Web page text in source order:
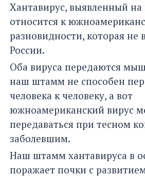
Хантавирус, выявленный на
относится к
разновидности, которая не
России.
Оба вируса передаются
наш штамм не способен
человека к человеку, а вот
южноамериканский вирус
передаваться при тесном
заболевшим.
Наш штамм хантавируса в
поражает почки с